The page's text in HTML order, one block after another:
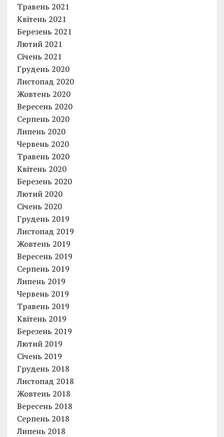
Травень 2021
Квітень 2021
Березень 2021
Лютий 2021
Січень 2021
Грудень 2020
Листопад 2020
Жовтень 2020
Вересень 2020
Серпень 2020
Липень 2020
Червень 2020
Травень 2020
Квітень 2020
Березень 2020
Лютий 2020
Січень 2020
Грудень 2019
Листопад 2019
Жовтень 2019
Вересень 2019
Серпень 2019
Липень 2019
Червень 2019
Травень 2019
Квітень 2019
Березень 2019
Лютий 2019
Січень 2019
Грудень 2018
Листопад 2018
Жовтень 2018
Вересень 2018
Серпень 2018
Липень 2018